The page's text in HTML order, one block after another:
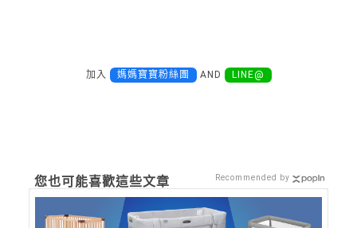
加入 媽媽寶寶粉絲團 AND LINE@
您也可能喜歡這些文章 Recommended by